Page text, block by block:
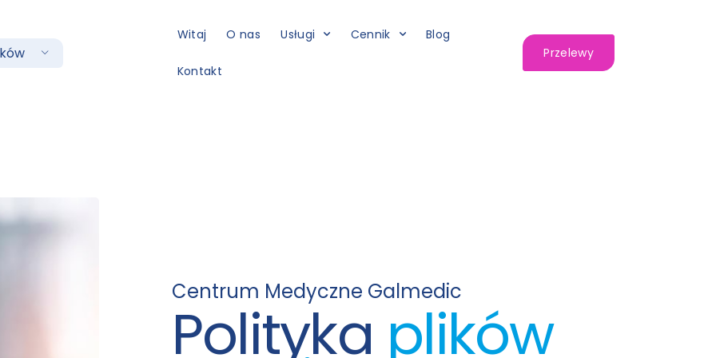
Witaj O nas Usługi Cennik Blog
Kontakt
Przelewy
Centrum Medyczne Galmedic
Polityka plików